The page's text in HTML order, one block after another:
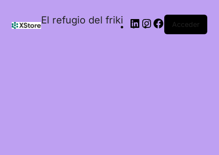
El refugio del friki Acceder